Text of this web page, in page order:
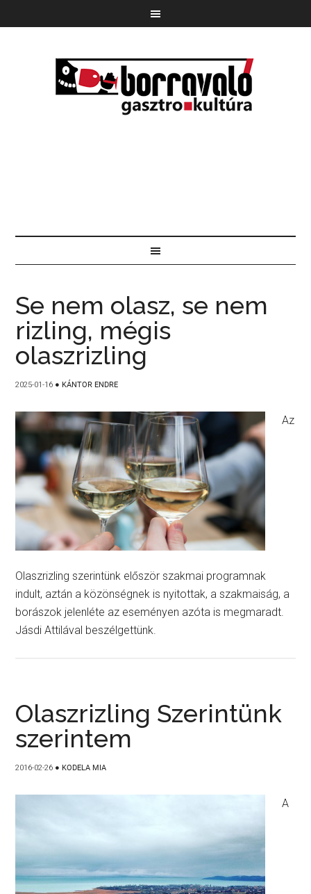
Se nem olasz, se nem
rizling, mégis
olaszrizling
2025-01-16 ● KÁNTOR ENDRE
Az
Olaszrizling szerintünk először szakmai programnak
indult, aztán a közönségnek is nyitottak, a szakmaiság, a
borászok jelenléte az eseményen azóta is megmaradt.
Jásdi Attilával beszélgettünk.
Olaszrizling Szerintünk
szerintem
2016-02-26 ● KODELA MIA
A